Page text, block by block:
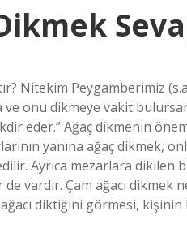
Nitekim Peygamberimiz
onu dikmeye vakit
eder.” Ağaç dikmenin
yanına ağaç dikmek,
Ayrıca mezarlara dikilen
vardır. Çam ağacı dikmek
diktiğini görmesi,